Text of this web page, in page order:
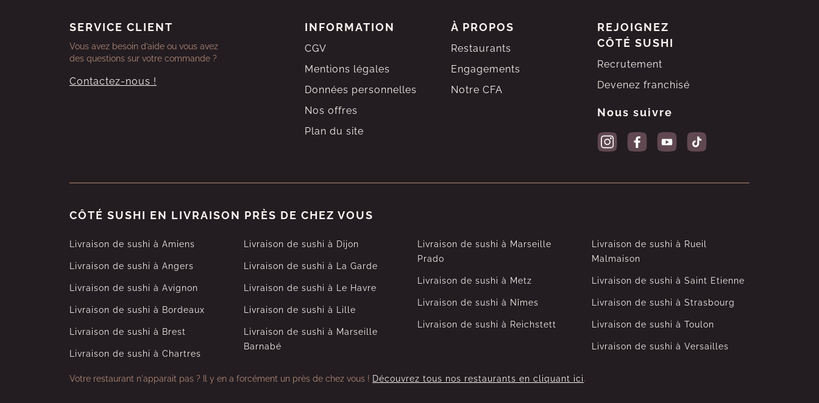
SERVICE CLIENT
Vous avez besoin d’aide ou vous avez
des questions sur votre commande ?
Contactez-nous !
INFORMATION
CGV
Mentions légales
Données personnelles
Nos offres
Plan du site
À PROPOS
Restaurants
Engagements
Notre CFA
REJOIGNEZ
CÔTÉ SUSHI
Recrutement
Devenez franchisé
Nous suivre
CÔTÉ SUSHI EN LIVRAISON PRÈS DE CHEZ VOUS
Livraison de sushi à Amiens
Livraison de sushi à Angers
Livraison de sushi à Avignon
Livraison de sushi à Bordeaux
Livraison de sushi à Brest
Livraison de sushi à Chartres
Livraison de sushi à Dijon
Livraison de sushi à La Garde
Livraison de sushi à Le Havre
Livraison de sushi à Lille
Livraison de sushi à Marseille
Barnabé
Livraison de sushi à Marseille
Prado
Livraison de sushi à Metz
Livraison de sushi à Nîmes
Livraison de sushi à Reichstett
Livraison de sushi à Rueil
Malmaison
Livraison de sushi à Saint Etienne
Livraison de sushi à Strasbourg
Livraison de sushi à Toulon
Livraison de sushi à Versailles
Votre restaurant n'apparait pas ? Il y en a forcément un près de chez vous ! Découvrez tous nos restaurants en cliquant ici.